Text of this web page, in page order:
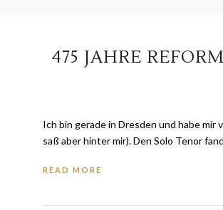
475 JAHRE
Ich bin gerade in Dresden und habe mir
saß aber hinter mir). Den Solo Tenor
READ MORE